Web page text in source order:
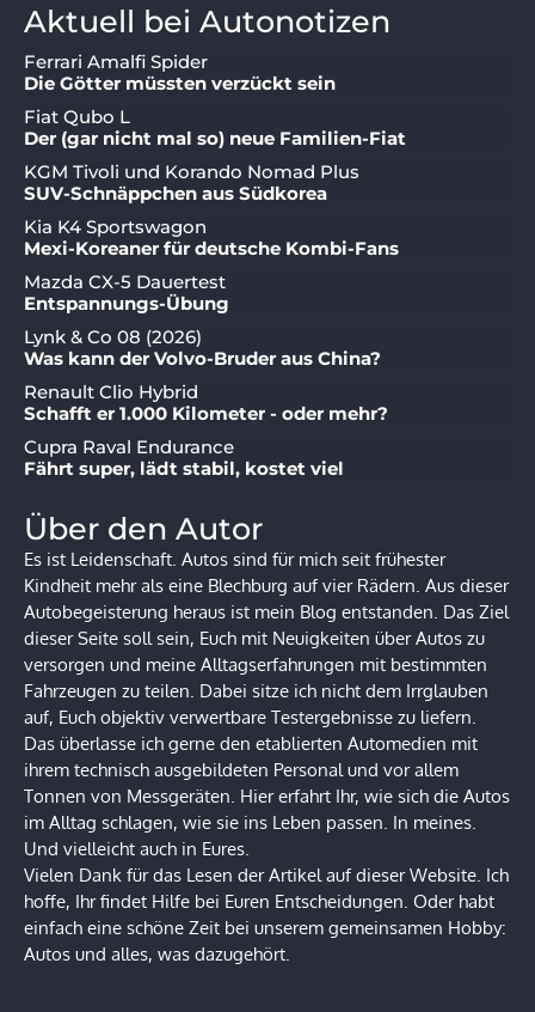
Aktuell bei Autonotizen
Ferrari Amalfi Spider
Die Götter müssten verzückt sein
Fiat Qubo L
Der (gar nicht mal so) neue Familien-Fiat
KGM Tivoli und Korando Nomad Plus
SUV-Schnäppchen aus Südkorea
Kia K4 Sportswagon
Mexi-Koreaner für deutsche Kombi-Fans
Mazda CX-5 Dauertest
Entspannungs-Übung
Lynk & Co 08 (2026)
Was kann der Volvo-Bruder aus China?
Renault Clio Hybrid
Schafft er 1.000 Kilometer - oder mehr?
Cupra Raval Endurance
Fährt super, lädt stabil, kostet viel
Über den Autor
Es ist Leidenschaft. Autos sind für mich seit frühester
Kindheit mehr als eine Blechburg auf vier Rädern. Aus dieser
Autobegeisterung heraus ist mein Blog entstanden. Das Ziel
dieser Seite soll sein, Euch mit Neuigkeiten über Autos zu
versorgen und meine Alltagserfahrungen mit bestimmten
Fahrzeugen zu teilen. Dabei sitze ich nicht dem Irrglauben
auf, Euch objektiv verwertbare Testergebnisse zu liefern.
Das überlasse ich gerne den etablierten Automedien mit
ihrem technisch ausgebildeten Personal und vor allem
Tonnen von Messgeräten. Hier erfahrt Ihr, wie sich die Autos
im Alltag schlagen, wie sie ins Leben passen. In meines.
Und vielleicht auch in Eures.
Vielen Dank für das Lesen der Artikel auf dieser Website. Ich
hoffe, Ihr findet Hilfe bei Euren Entscheidungen. Oder habt
einfach eine schöne Zeit bei unserem gemeinsamen Hobby:
Autos und alles, was dazugehört.